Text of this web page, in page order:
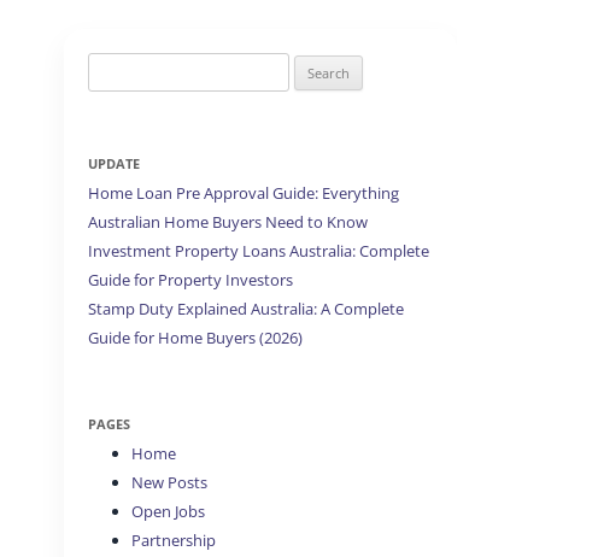
for:
UPDATE
Home Loan Pre Approval Guide: Everything
Australian Home Buyers Need to Know
Investment Property Loans Australia: Complete
Guide for Property Investors
Stamp Duty Explained Australia: A Complete
Guide for Home Buyers (2026)
PAGES
Home
New Posts
Open Jobs
Partnership